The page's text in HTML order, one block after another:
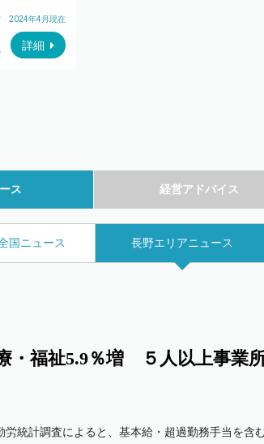
2024年4月現在
詳細
ス 経営アドバイス
国ニュース 長野エリアニュース
・福祉5.9％増 ５人以上事業
統計調査によると、基本給・超過勤務手当を含